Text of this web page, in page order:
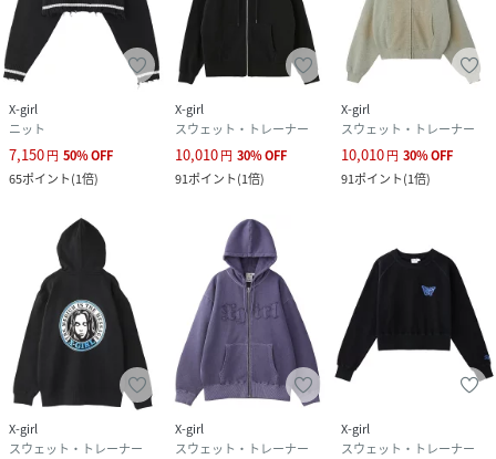
性別タイプ レディース
中国製
素材
本体:綿100% ﾘﾌﾞ部分:綿98% ポリウレタン2%
別布パッチ:綿100% 刺繍部分:ポリエステル
100%
サイズ
品番
RA0348_105261012014
105261012014-10-003 RA0348)
X-girl
ニット
7,150円 50%OFF
65ポイント(1倍)
X-girl
スウェット・トレーナー
10,010円 30%OFF
91ポイント(1倍)
X-girl
スウェット・トレーナー
10,010円 30%OFF
91ポイント(1倍)
X-girl
スウェット・トレーナー
X-girl
スウェット・トレーナー
X-girl
スウェット・トレーナー